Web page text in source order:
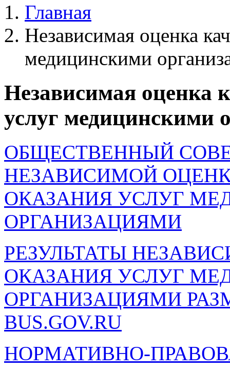
Главная
Независимая оценка
медицинскими
Независимая оценка
услуг медицинскими
ОБЩЕСТВЕННЫЙ
НЕЗАВИСИМОЙ
ОКАЗАНИЯ УСЛУГ
ОРГАНИЗАЦИЯМИ
РЕЗУЛЬТАТЫ
ОКАЗАНИЯ УСЛУГ
ОРГАНИЗАЦИЯМИ
BUS.GOV.RU
НОРМАТИВНО-